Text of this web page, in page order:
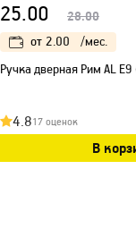
25.00 28.00
от 2.00
/мес.
Ручка дверная Рим AL E9
4.817 оценок
В